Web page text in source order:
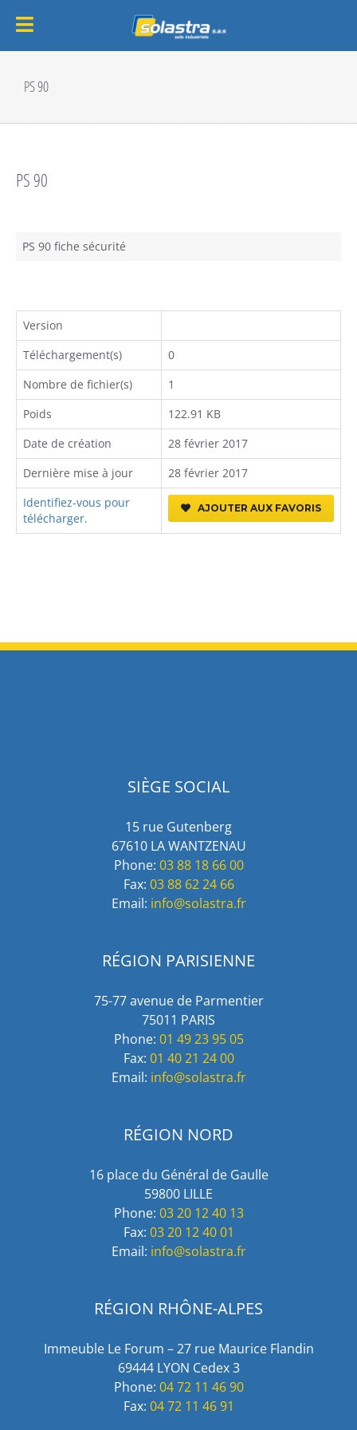
contenu
PS 90
PS 90
PS 90 fiche sécurité
Version
Téléchargement(s)
0
Nombre de fichier(s)
1
Poids
122.91 KB
Date de création
28 février 2017
Dernière mise à jour
28 février 2017
Identifiez-vous pour
télécharger.
AJOUTER AUX FAVORIS
SIÈGE SOCIAL
15 rue Gutenberg
67610 LA WANTZENAU
Phone: 03 88 18 66 00
Fax: 03 88 62 24 66
Email: info@solastra.fr
RÉGION PARISIENNE
75-77 avenue de Parmentier
75011 PARIS
Phone: 01 49 23 95 05
Fax: 01 40 21 24 00
Email: info@solastra.fr
RÉGION NORD
16 place du Général de Gaulle
59800 LILLE
Phone: 03 20 12 40 13
Fax: 03 20 12 40 01
Email: info@solastra.fr
RÉGION RHÔNE-ALPES
Immeuble Le Forum – 27 rue Maurice Flandin
69444 LYON Cedex 3
Phone: 04 72 11 46 90
Fax: 04 72 11 46 91